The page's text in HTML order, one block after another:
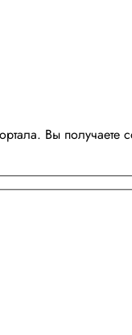
Вы получаете